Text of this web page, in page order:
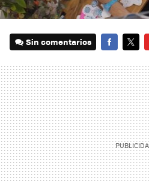
Sin comentarios